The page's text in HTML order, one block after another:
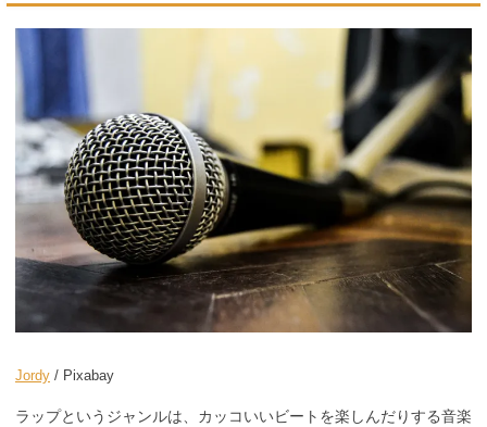
Jordy / Pixabay
ラップというジャンルは、カッコいいビートを楽しんだりする音楽